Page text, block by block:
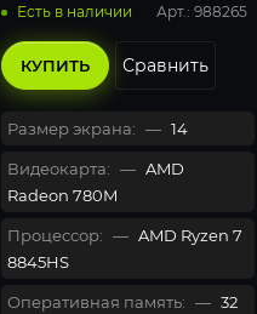
Есть в наличии Арт.: 988265
КУПИТЬ Сравнить
Размер экрана: — 14
Видеокарта: — AMD
Radeon 780M
Процессор: — AMD Ryzen 7
8845HS
Оперативная память: — 32